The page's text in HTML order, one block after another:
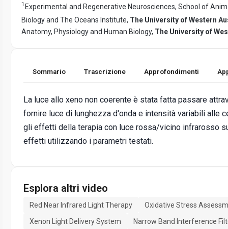
1 Experimental and Regenerative Neurosciences, School of
Biology and The Oceans Institute, The University of Western
Anatomy, Physiology and Human Biology, The University of
Sommario Trascrizione Approfondimenti
La luce allo xeno non coerente è stata fatta passare
fornire luce di lunghezza d'onda e intensità variabili alle
gli effetti della terapia con luce rossa/vicino infrarosso
effetti utilizzando i parametri testati.
Esplora altri video
Red Near Infrared Light Therapy
Oxidative Stress
Xenon Light Delivery System
Narrow Band Interference